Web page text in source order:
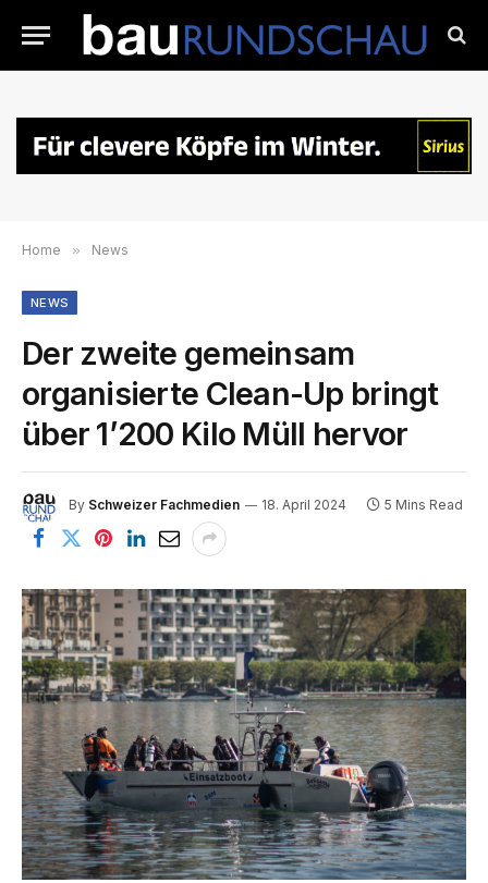
Home » News
NEWS
Der zweite gemeinsam
organisierte Clean-Up bringt
über 1’200 Kilo Müll hervor
By Schweizer Fachmedien 18. April 2024 5 Mins Read